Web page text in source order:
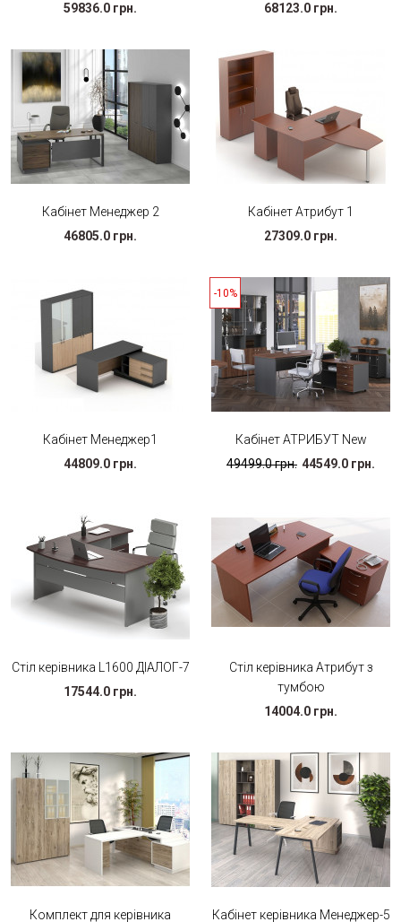
59836.0 грн.
68123.0 грн.
Кабінет Менеджер 2
46805.0 грн.
Кабінет Атрибут 1
27309.0 грн.
Кабінет Менеджер1
44809.0 грн.
-10%
Кабінет АТРИБУТ New
49499.0 грн. 44549.0 грн.
Стіл керівника L1600 ДІАЛОГ-7
17544.0 грн.
Стіл керівника Атрибут з
тумбою
14004.0 грн.
Комплект для керівника Кабінет керівника Менеджер-5